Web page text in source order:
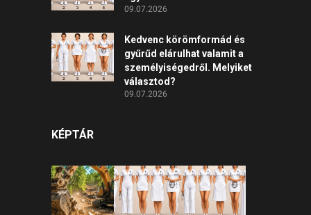
09.07.2026
Kedvenc körömformád és
gyűrűd elárulhat valamit a
személyiségedről. Melyiket
választod?
09.07.2026
KÉPTÁR